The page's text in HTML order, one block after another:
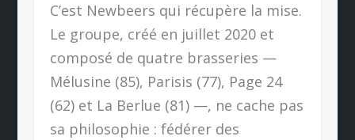
C’est Newbeers qui récupère la mise.
Le groupe, créé en juillet 2020 et
composé de quatre brasseries —
Mélusine (85), Parisis (77), Page 24
(62) et La Berlue (81) —, ne cache pas
sa philosophie : fédérer des